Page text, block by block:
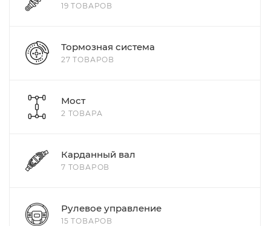
19 ТОВАРОВ
Тормозная система
27 ТОВАРОВ
Мост
2 ТОВАРА
Карданный вал
7 ТОВАРОВ
Рулевое управление
15 ТОВАРОВ